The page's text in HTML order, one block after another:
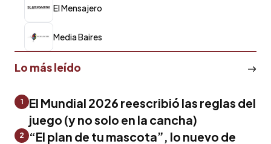
El Mensajero
Media Baires
Lo más leído
1
El Mundial 2026 reescribió las reglas del
juego (y no solo en la cancha)
2 “El plan de tu mascota”, lo nuevo de